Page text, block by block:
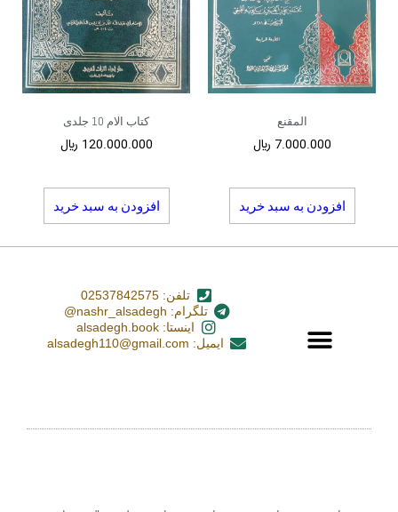
المقنع
7.000.000 ﷼
افزودن به سبد خرید
کتاب الام 10 جلدی
120.000.000 ﷼
افزودن به سبد خرید
تلفن: 02537842575
تلگرام: nashr_alsadegh@
اینستا: alsadegh.book
ایمیل: alsadegh110@gmail.com